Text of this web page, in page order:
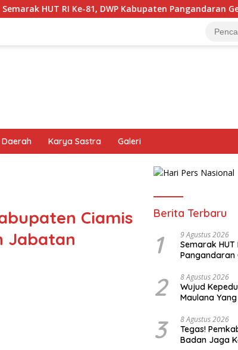
DWP Kabupaten Pangandaran Gelar Berbagai Lomba
Karya Sastra Galeri
Ciamis
Jabatan
Berita Terbaru
1 9 Agustus 2026
Semarak HUT
Pangandaran
2 8 Agustus 2026
Wujud
Maulana
3 8 Agustus 2026
Tegas!
Badan Jaga